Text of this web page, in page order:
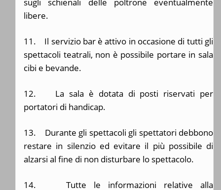
libere.
11. Il servizio bar è attivo in occasione di tutti gli
spettacoli teatrali, non è possibile portare in sala
cibi e bevande.
12. La sala è dotata di posti riservati per
portatori di handicap.
13. Durante gli spettacoli gli spettatori debbono
restare in silenzio ed evitare il più possibile di
alzarsi al fine di non disturbare lo spettacolo.
14. Tutte le informazioni relative alla